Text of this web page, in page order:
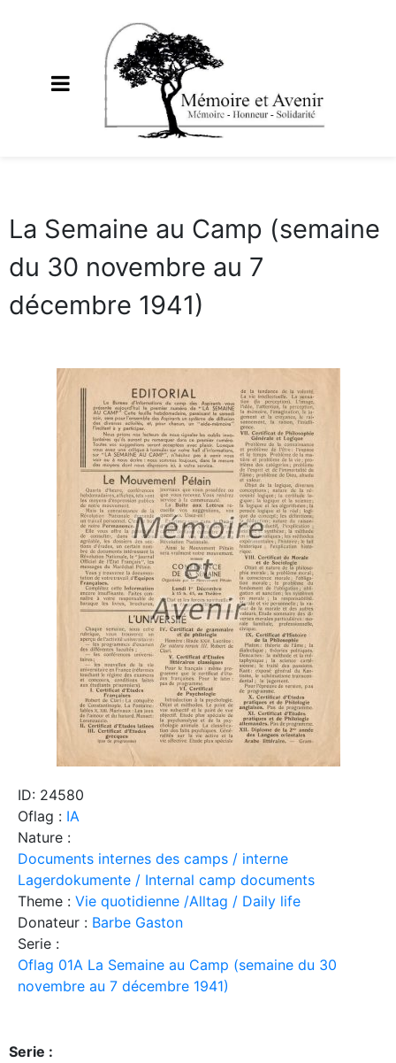
La Semaine au Camp (semaine
du 30 novembre au 7
décembre 1941)
ID: 24580
Oflag : IA
Nature :
Documents internes des camps / interne
Lagerdokumente / Internal camp documents
Theme : Vie quotidienne /Alltag / Daily life
Donateur : Barbe Gaston
Serie :
Oflag 01A La Semaine au Camp (semaine du 30
novembre au 7 décembre 1941)
Serie :